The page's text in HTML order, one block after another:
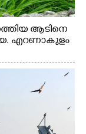
ആടിനെ
എറണാകുളം